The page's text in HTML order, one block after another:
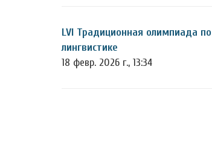
LVI Традиционная олимпиада по
лингвистике
18 февр. 2026 г., 13:34